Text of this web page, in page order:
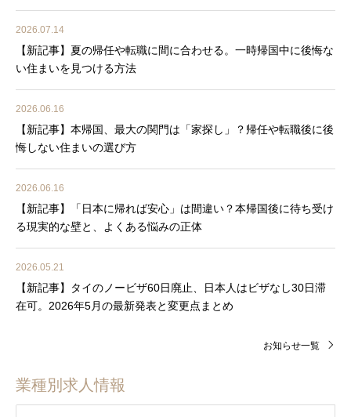
2026.07.14
【新記事】夏の帰任や転職に間に合わせる。一時帰国中に後悔な
い住まいを見つける方法
2026.06.16
【新記事】本帰国、最大の関門は「家探し」？帰任や転職後に後
悔しない住まいの選び方
2026.06.16
【新記事】「日本に帰れば安心」は間違い？本帰国後に待ち受け
る現実的な壁と、よくある悩みの正体
2026.05.21
【新記事】タイのノービザ60日廃止、日本人はビザなし30日滞
在可。2026年5月の最新発表と変更点まとめ
お知らせ一覧
業種別求人情報